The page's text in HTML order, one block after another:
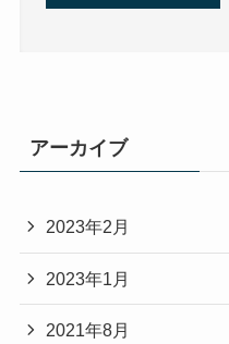
アーカイブ
2023年2月
2023年1月
2021年8月